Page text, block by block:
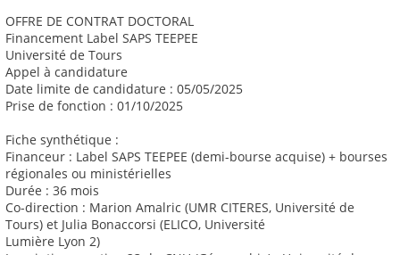
OFFRE DE CONTRAT DOCTORAL
Financement Label SAPS TEEPEE
Université de Tours
Appel à candidature
Date limite de candidature : 05/05/2025
Prise de fonction : 01/10/2025
Fiche synthétique :
Financeur : Label SAPS TEEPEE (demi-bourse acquise) + bourses
régionales ou ministérielles
Durée : 36 mois
Co-direction : Marion Amalric (UMR CITERES, Université de
Tours) et Julia Bonaccorsi (ELICO, Université
Lumière Lyon 2)